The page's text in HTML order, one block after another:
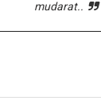
mudarat..